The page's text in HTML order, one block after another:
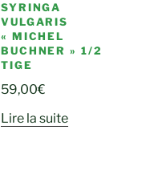
SYRINGA
VULGARIS
« MICHEL
BUCHNER » 1/2
TIGE
59,00€
Lire la suite